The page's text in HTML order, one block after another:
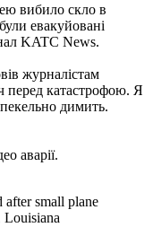
вибило скло в
евакуйовані
KATC News.
журналістам
перед катастрофою. Я
димить.
аварії.
small plane
Louisiana